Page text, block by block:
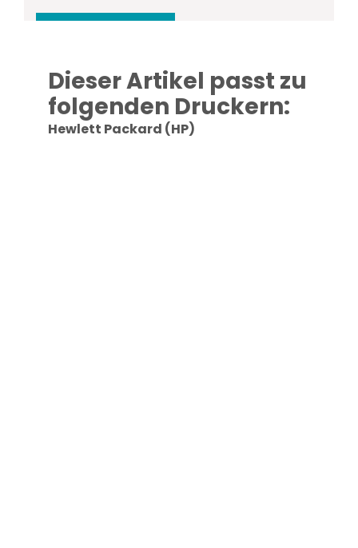
Dieser Artikel passt zu
folgenden Druckern:
Hewlett Packard (HP)